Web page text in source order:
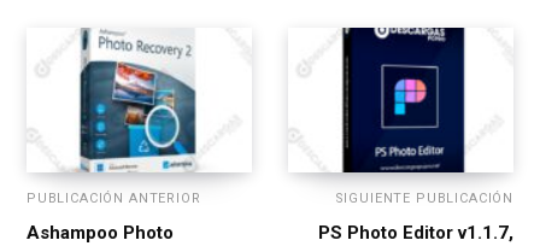
PUBLICACIÓN ANTERIOR
Ashampoo Photo
SIGUIENTE PUBLICACIÓN
PS Photo Editor v1.1.7,